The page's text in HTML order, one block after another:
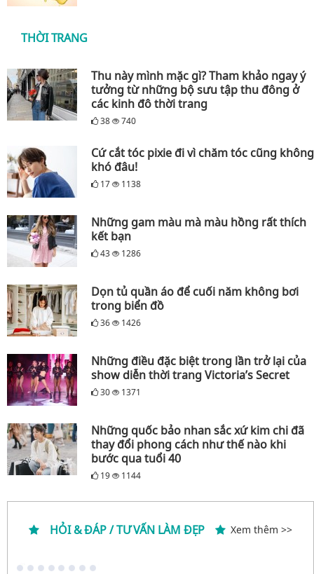
THỜI TRANG
Thu này mình mặc gì? Tham khảo ngay ý
tưởng từ những bộ sưu tập thu đông ở
các kinh đô thời trang
38 740
Cứ cắt tóc pixie đi vì chăm tóc cũng không
khó đâu!
17 1138
Những gam màu mà màu hồng rất thích
kết bạn
43 1286
Dọn tủ quần áo để cuối năm không bơi
trong biển đồ
36 1426
Những điều đặc biệt trong lần trở lại của
show diễn thời trang Victoria’s Secret
30 1371
Những quốc bảo nhan sắc xứ kim chi đã
thay đổi phong cách như thế nào khi
bước qua tuổi 40
19 1144
HỎI & ĐÁP / TƯ VẤN LÀM ĐẸP Xem thêm >>